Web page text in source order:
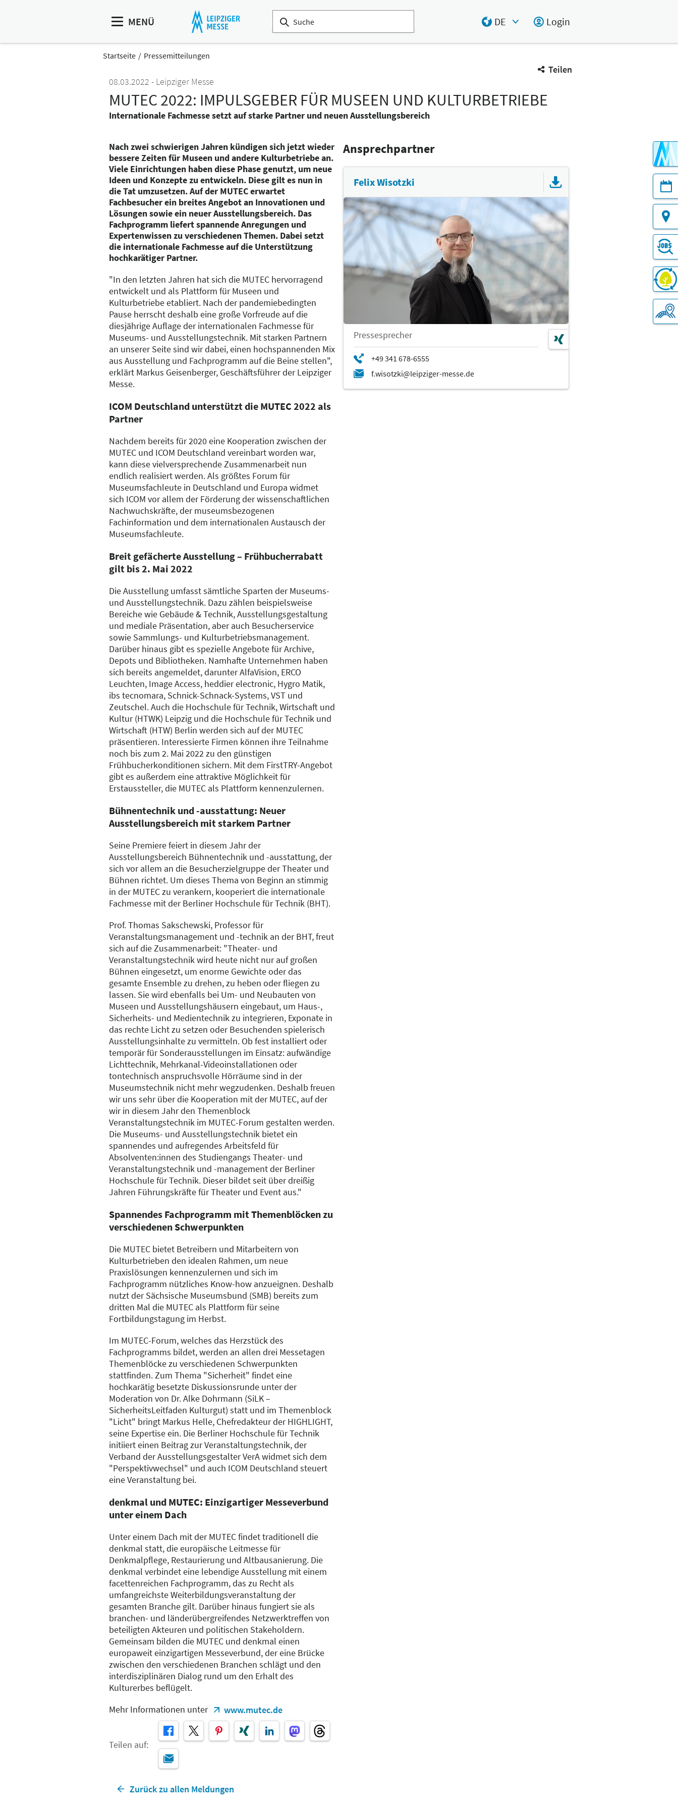
MENÜ
DE
Login
Startseite Pressemitteilungen
Teilen
08.03.2022
Leipziger Messe
MUTEC 2022: IMPULSGEBER FÜR MUSEEN UND KULTURBETRIEBE
Internationale Fachmesse setzt auf starke Partner und neuen Ausstellungsbereich
Nach zwei schwierigen Jahren kündigen sich jetzt wieder
bessere Zeiten für Museen und andere Kulturbetriebe an.
Viele Einrichtungen haben diese Phase genutzt, um neue
Ideen und Konzepte zu entwickeln. Diese gilt es nun in
die Tat umzusetzen. Auf der MUTEC erwartet
Fachbesucher ein breites Angebot an Innovationen und
Lösungen sowie ein neuer Ausstellungsbereich. Das
Fachprogramm liefert spannende Anregungen und
Expertenwissen zu verschiedenen Themen. Dabei setzt
die internationale Fachmesse auf die Unterstützung
hochkarätiger Partner.
"In den letzten Jahren hat sich die MUTEC hervorragend
entwickelt und als Plattform für Museen und
Kulturbetriebe etabliert. Nach der pandemiebedingten
Pause herrscht deshalb eine große Vorfreude auf die
diesjährige Auflage der internationalen Fachmesse für
Museums- und Ausstellungstechnik. Mit starken Partnern
an unserer Seite sind wir dabei, einen hochspannenden Mix
aus Ausstellung und Fachprogramm auf die Beine stellen",
erklärt Markus Geisenberger, Geschäftsführer der Leipziger
Messe.
ICOM Deutschland unterstützt die MUTEC 2022 als
Partner
Nachdem bereits für 2020 eine Kooperation zwischen der
MUTEC und ICOM Deutschland vereinbart worden war,
kann diese vielversprechende Zusammenarbeit nun
endlich realisiert werden. Als größtes Forum für
Museumsfachleute in Deutschland und Europa widmet
sich ICOM vor allem der Förderung der wissenschaftlichen
Nachwuchskräfte, der museumsbezogenen
Fachinformation und dem internationalen Austausch der
Museumsfachleute.
Breit gefächerte Ausstellung – Frühbucherrabatt
gilt bis 2. Mai 2022
Die Ausstellung umfasst sämtliche Sparten der Museums-
und Ausstellungstechnik. Dazu zählen beispielsweise
Bereiche wie Gebäude & Technik, Ausstellungsgestaltung
und mediale Präsentation, aber auch Besucherservice
sowie Sammlungs- und Kulturbetriebsmanagement.
Darüber hinaus gibt es spezielle Angebote für Archive,
Depots und Bibliotheken. Namhafte Unternehmen haben
sich bereits angemeldet, darunter AlfaVision, ERCO
Leuchten, Image Access, heddier electronic, Hygro Matik,
ibs tecnomara, Schnick-Schnack-Systems, VST und
Zeutschel. Auch die Hochschule für Technik, Wirtschaft und
Kultur (HTWK) Leipzig und die Hochschule für Technik und
Wirtschaft (HTW) Berlin werden sich auf der MUTEC
präsentieren. Interessierte Firmen können ihre Teilnahme
noch bis zum 2. Mai 2022 zu den günstigen
Frühbucherkonditionen sichern. Mit dem FirstTRY-Angebot
gibt es außerdem eine attraktive Möglichkeit für
Erstaussteller, die MUTEC als Plattform kennenzulernen.
Bühnentechnik und -ausstattung: Neuer
Ausstellungsbereich mit starkem Partner
Seine Premiere feiert in diesem Jahr der
Ausstellungsbereich Bühnentechnik und -ausstattung, der
sich vor allem an die Besucherzielgruppe der Theater und
Bühnen richtet. Um dieses Thema von Beginn an stimmig
in der MUTEC zu verankern, kooperiert die internationale
Fachmesse mit der Berliner Hochschule für Technik (BHT).
Prof. Thomas Sakschewski, Professor für
Veranstaltungsmanagement und -technik an der BHT, freut
sich auf die Zusammenarbeit: "Theater- und
Veranstaltungstechnik wird heute nicht nur auf großen
Bühnen eingesetzt, um enorme Gewichte oder das
gesamte Ensemble zu drehen, zu heben oder fliegen zu
lassen. Sie wird ebenfalls bei Um- und Neubauten von
Museen und Ausstellungshäusern eingebaut, um Haus-,
Sicherheits- und Medientechnik zu integrieren, Exponate in
das rechte Licht zu setzen oder Besuchenden spielerisch
Ausstellungsinhalte zu vermitteln. Ob fest installiert oder
temporär für Sonderausstellungen im Einsatz: aufwändige
Lichttechnik, Mehrkanal-Videoinstallationen oder
tontechnisch anspruchsvolle Hörräume sind in der
Museumstechnik nicht mehr wegzudenken. Deshalb freuen
wir uns sehr über die Kooperation mit der MUTEC, auf der
wir in diesem Jahr den Themenblock
Veranstaltungstechnik im MUTEC-Forum gestalten werden.
Die Museums- und Ausstellungstechnik bietet ein
spannendes und aufregendes Arbeitsfeld für
Absolventen:innen des Studiengangs Theater- und
Veranstaltungstechnik und -management der Berliner
Hochschule für Technik. Dieser bildet seit über dreißig
Jahren Führungskräfte für Theater und Event aus."
Spannendes Fachprogramm mit Themenblöcken zu
verschiedenen Schwerpunkten
Die MUTEC bietet Betreibern und Mitarbeitern von
Kulturbetrieben den idealen Rahmen, um neue
Praxislösungen kennenzulernen und sich im
Fachprogramm nützliches Know-how anzueignen. Deshalb
nutzt der Sächsische Museumsbund (SMB) bereits zum
dritten Mal die MUTEC als Plattform für seine
Fortbildungstagung im Herbst.
Im MUTEC-Forum, welches das Herzstück des
Fachprogramms bildet, werden an allen drei Messetagen
Themenblöcke zu verschiedenen Schwerpunkten
stattfinden. Zum Thema "Sicherheit" findet eine
hochkarätig besetzte Diskussionsrunde unter der
Moderation von Dr. Alke Dohrmann (SiLK –
SicherheitsLeitfaden Kulturgut) statt und im Themenblock
"Licht" bringt Markus Helle, Chefredakteur der HIGHLIGHT,
seine Expertise ein. Die Berliner Hochschule für Technik
initiiert einen Beitrag zur Veranstaltungstechnik, der
Verband der Ausstellungsgestalter VerA widmet sich dem
"Perspektivwechsel" und auch ICOM Deutschland steuert
eine Veranstaltung bei.
denkmal und MUTEC: Einzigartiger Messeverbund
unter einem Dach
Unter einem Dach mit der MUTEC findet traditionell die
denkmal statt, die europäische Leitmesse für
Denkmalpflege, Restaurierung und Altbausanierung. Die
denkmal verbindet eine lebendige Ausstellung mit einem
facettenreichen Fachprogramm, das zu Recht als
umfangreichste Weiterbildungsveranstaltung der
gesamten Branche gilt. Darüber hinaus fungiert sie als
branchen- und länderübergreifendes Netzwerktreffen von
beteiligten Akteuren und politischen Stakeholdern.
Gemeinsam bilden die MUTEC und denkmal einen
europaweit einzigartigen Messeverbund, der eine Brücke
zwischen den verschiedenen Branchen schlägt und den
interdisziplinären Dialog rund um den Erhalt des
Kulturerbes beflügelt.
Mehr Informationen unter
www.mutec.de
Teilen auf:
Ansprechpartner
Felix Wisotzki
Pressesprecher
Zurück zu allen Meldungen